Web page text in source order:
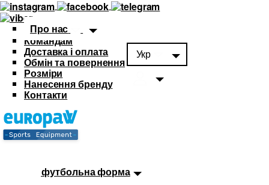
Про нас
Командам
Доставка і оплата
Обмін та повернення
Розміри
Нанесення бренду
Контакти
Укр
Дитяча футбольна форма